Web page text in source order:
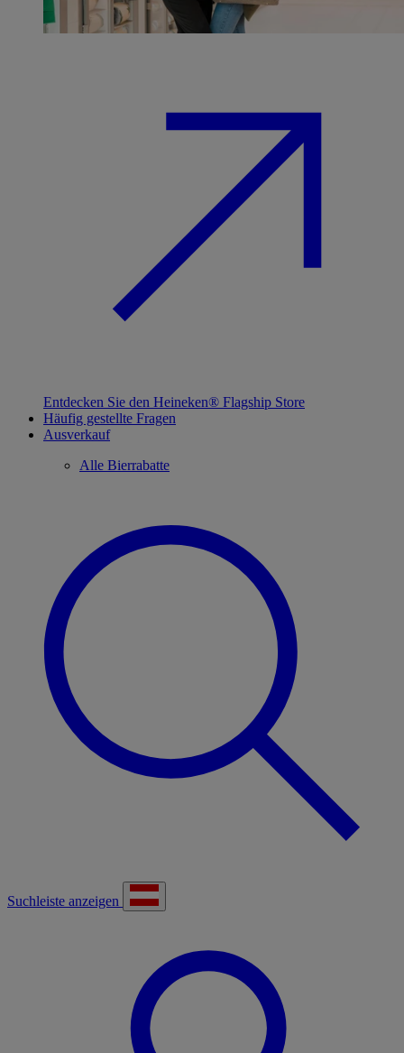
Entdecken Sie den Heineken® Flagship Store
Häufig gestellte Fragen
Ausverkauf
Alle Bierrabatte
Suchleiste anzeigen